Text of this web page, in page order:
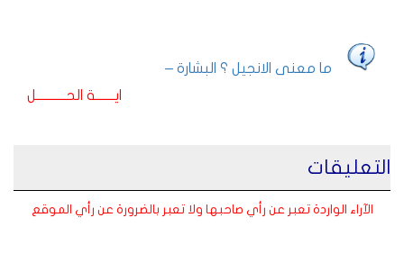
ما معنى الانجيل ؟ البشارة –
ايـــــــة الحـــــــــــل
التعليقات
الآراء الواردة تعبر عن رأي صاحبها ولا تعبر بالضرورة عن رأي الموقع